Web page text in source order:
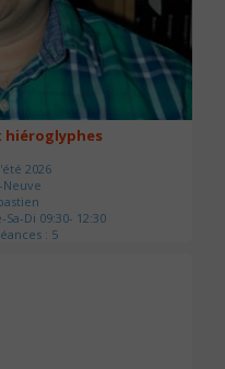
hiéroglyphes
2026
Di 09:30- 12:30
: 5